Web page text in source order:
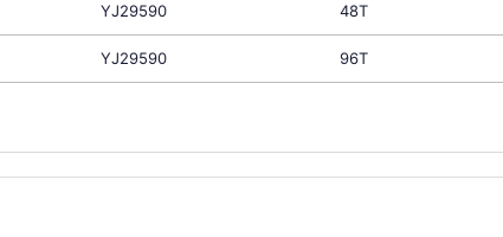
YJ29590 48T
YJ29590 96T